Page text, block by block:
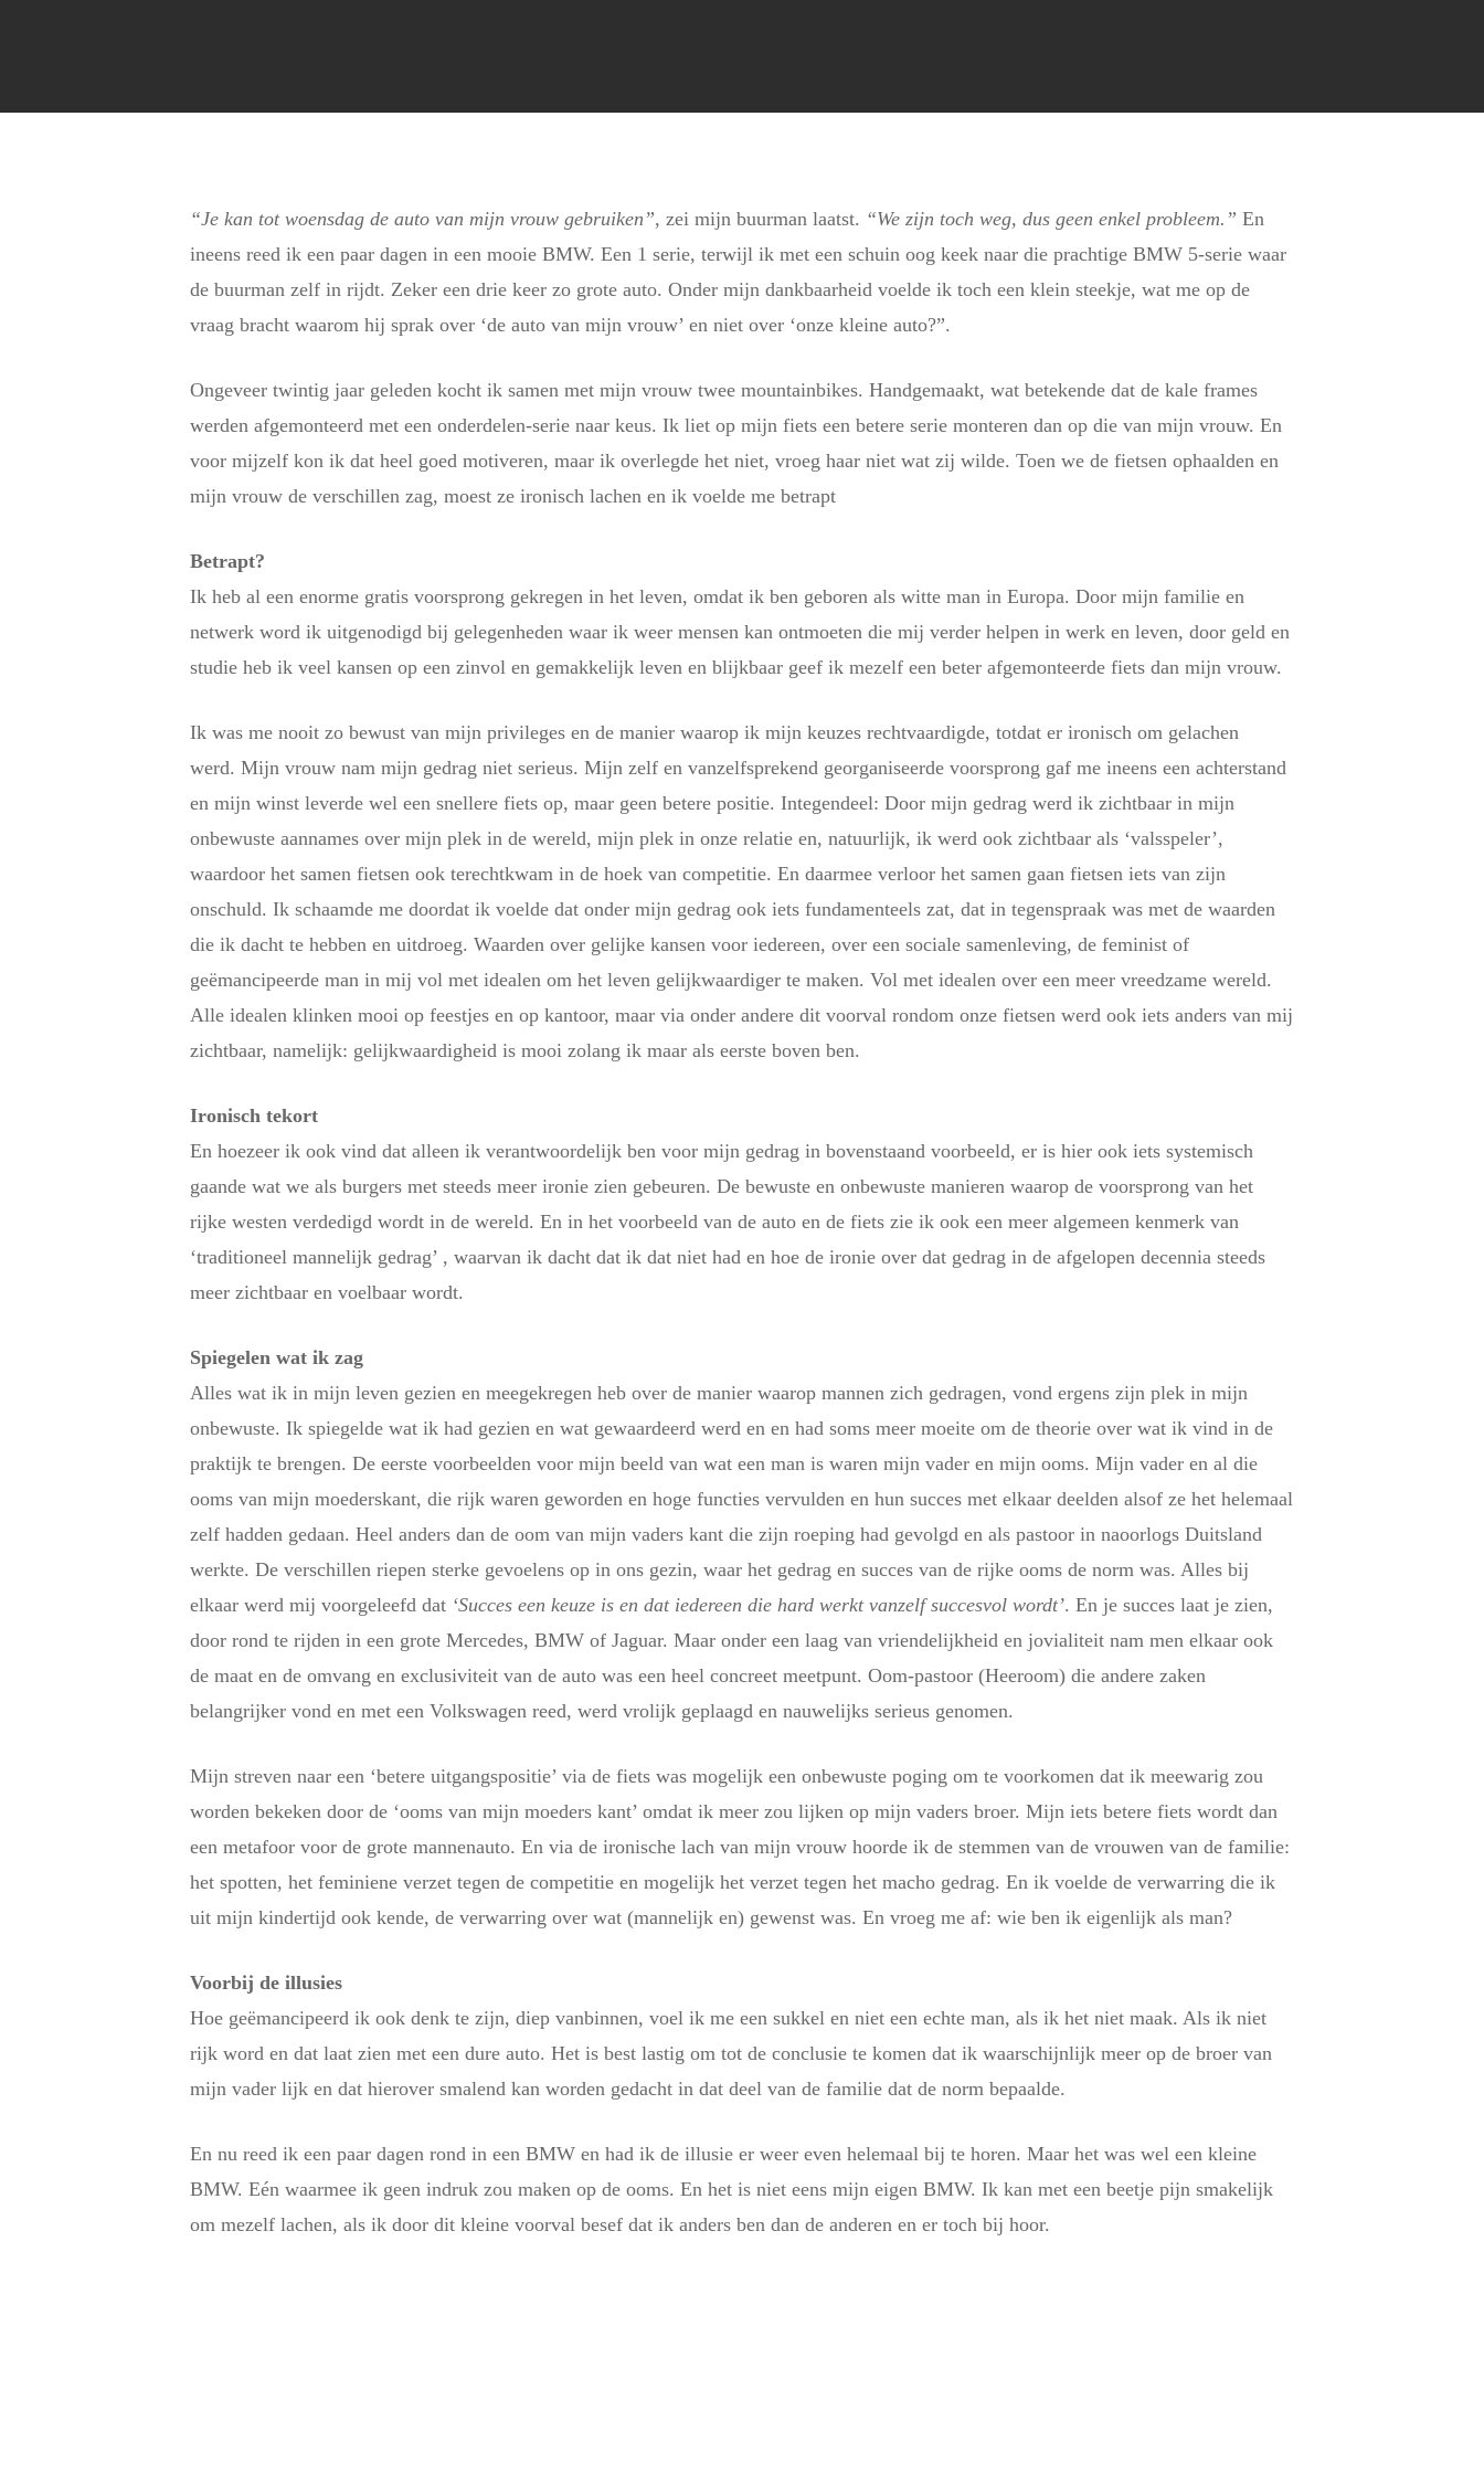
“Je kan tot woensdag de auto van mijn vrouw gebruiken”, zei mijn buurman laatst. “We zijn toch weg, dus geen enkel probleem.” En
ineens reed ik een paar dagen in een mooie BMW. Een 1 serie, terwijl ik met een schuin oog keek naar die prachtige BMW 5-serie waar
de buurman zelf in rijdt. Zeker een drie keer zo grote auto. Onder mijn dankbaarheid voelde ik toch een klein steekje, wat me op de
vraag bracht waarom hij sprak over ‘de auto van mijn vrouw’ en niet over ‘onze kleine auto?”.
Ongeveer twintig jaar geleden kocht ik samen met mijn vrouw twee mountainbikes. Handgemaakt, wat betekende dat de kale frames
werden afgemonteerd met een onderdelen-serie naar keus. Ik liet op mijn fiets een betere serie monteren dan op die van mijn vrouw. En
voor mijzelf kon ik dat heel goed motiveren, maar ik overlegde het niet, vroeg haar niet wat zij wilde. Toen we de fietsen ophaalden en
mijn vrouw de verschillen zag, moest ze ironisch lachen en ik voelde me betrapt
Betrapt?
Ik heb al een enorme gratis voorsprong gekregen in het leven, omdat ik ben geboren als witte man in Europa. Door mijn familie en
netwerk word ik uitgenodigd bij gelegenheden waar ik weer mensen kan ontmoeten die mij verder helpen in werk en leven, door geld en
studie heb ik veel kansen op een zinvol en gemakkelijk leven en blijkbaar geef ik mezelf een beter afgemonteerde fiets dan mijn vrouw.
Ik was me nooit zo bewust van mijn privileges en de manier waarop ik mijn keuzes rechtvaardigde, totdat er ironisch om gelachen
werd. Mijn vrouw nam mijn gedrag niet serieus. Mijn zelf en vanzelfsprekend georganiseerde voorsprong gaf me ineens een achterstand
en mijn winst leverde wel een snellere fiets op, maar geen betere positie. Integendeel: Door mijn gedrag werd ik zichtbaar in mijn
onbewuste aannames over mijn plek in de wereld, mijn plek in onze relatie en, natuurlijk, ik werd ook zichtbaar als ‘valsspeler’,
waardoor het samen fietsen ook terechtkwam in de hoek van competitie. En daarmee verloor het samen gaan fietsen iets van zijn
onschuld. Ik schaamde me doordat ik voelde dat onder mijn gedrag ook iets fundamenteels zat, dat in tegenspraak was met de waarden
die ik dacht te hebben en uitdroeg. Waarden over gelijke kansen voor iedereen, over een sociale samenleving, de feminist of
geëmancipeerde man in mij vol met idealen om het leven gelijkwaardiger te maken. Vol met idealen over een meer vreedzame wereld.
Alle idealen klinken mooi op feestjes en op kantoor, maar via onder andere dit voorval rondom onze fietsen werd ook iets anders van mij
zichtbaar, namelijk: gelijkwaardigheid is mooi zolang ik maar als eerste boven ben.
Ironisch tekort
En hoezeer ik ook vind dat alleen ik verantwoordelijk ben voor mijn gedrag in bovenstaand voorbeeld, er is hier ook iets systemisch
gaande wat we als burgers met steeds meer ironie zien gebeuren. De bewuste en onbewuste manieren waarop de voorsprong van het
rijke westen verdedigd wordt in de wereld. En in het voorbeeld van de auto en de fiets zie ik ook een meer algemeen kenmerk van
‘traditioneel mannelijk gedrag’ , waarvan ik dacht dat ik dat niet had en hoe de ironie over dat gedrag in de afgelopen decennia steeds
meer zichtbaar en voelbaar wordt.
Spiegelen wat ik zag
Alles wat ik in mijn leven gezien en meegekregen heb over de manier waarop mannen zich gedragen, vond ergens zijn plek in mijn
onbewuste. Ik spiegelde wat ik had gezien en wat gewaardeerd werd en en had soms meer moeite om de theorie over wat ik vind in de
praktijk te brengen. De eerste voorbeelden voor mijn beeld van wat een man is waren mijn vader en mijn ooms. Mijn vader en al die
ooms van mijn moederskant, die rijk waren geworden en hoge functies vervulden en hun succes met elkaar deelden alsof ze het helemaal
zelf hadden gedaan. Heel anders dan de oom van mijn vaders kant die zijn roeping had gevolgd en als pastoor in naoorlogs Duitsland
werkte. De verschillen riepen sterke gevoelens op in ons gezin, waar het gedrag en succes van de rijke ooms de norm was. Alles bij
elkaar werd mij voorgeleefd dat ‘Succes een keuze is en dat iedereen die hard werkt vanzelf succesvol wordt’. En je succes laat je zien,
door rond te rijden in een grote Mercedes, BMW of Jaguar. Maar onder een laag van vriendelijkheid en jovialiteit nam men elkaar ook
de maat en de omvang en exclusiviteit van de auto was een heel concreet meetpunt. Oom-pastoor (Heeroom) die andere zaken
belangrijker vond en met een Volkswagen reed, werd vrolijk geplaagd en nauwelijks serieus genomen.
Mijn streven naar een ‘betere uitgangspositie’ via de fiets was mogelijk een onbewuste poging om te voorkomen dat ik meewarig zou
worden bekeken door de ‘ooms van mijn moeders kant’ omdat ik meer zou lijken op mijn vaders broer. Mijn iets betere fiets wordt dan
een metafoor voor de grote mannenauto. En via de ironische lach van mijn vrouw hoorde ik de stemmen van de vrouwen van de familie:
het spotten, het feminiene verzet tegen de competitie en mogelijk het verzet tegen het macho gedrag. En ik voelde de verwarring die ik
uit mijn kindertijd ook kende, de verwarring over wat (mannelijk en) gewenst was. En vroeg me af: wie ben ik eigenlijk als man?
Voorbij de illusies
Hoe geëmancipeerd ik ook denk te zijn, diep vanbinnen, voel ik me een sukkel en niet een echte man, als ik het niet maak. Als ik niet
rijk word en dat laat zien met een dure auto. Het is best lastig om tot de conclusie te komen dat ik waarschijnlijk meer op de broer van
mijn vader lijk en dat hierover smalend kan worden gedacht in dat deel van de familie dat de norm bepaalde.
En nu reed ik een paar dagen rond in een BMW en had ik de illusie er weer even helemaal bij te horen. Maar het was wel een kleine
BMW. Eén waarmee ik geen indruk zou maken op de ooms. En het is niet eens mijn eigen BMW. Ik kan met een beetje pijn smakelijk
om mezelf lachen, als ik door dit kleine voorval besef dat ik anders ben dan de anderen en er toch bij hoor.